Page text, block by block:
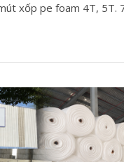
xốp pe foam 4T, 5T.